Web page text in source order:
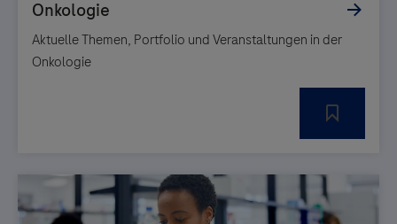
Aktuelle Themen, Portfolio und Veranstaltungen in der
Onkologie